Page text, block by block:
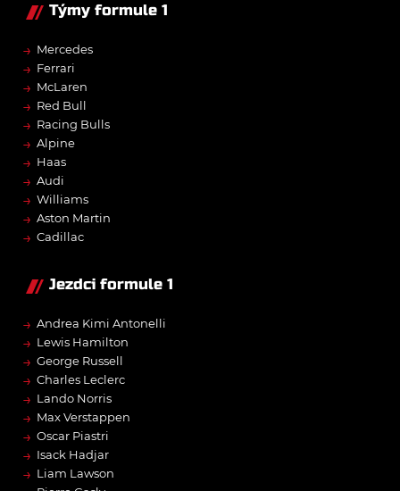
Týmy formule 1
→ Mercedes
→ Ferrari
→ McLaren
→ Red Bull
→ Racing Bulls
→ Alpine
→ Haas
→ Audi
→ Williams
→ Aston Martin
→ Cadillac
Jezdci formule 1
→ Andrea Kimi Antonelli
→ Lewis Hamilton
→ George Russell
→ Charles Leclerc
→ Lando Norris
→ Max Verstappen
→ Oscar Piastri
→ Isack Hadjar
→ Liam Lawson